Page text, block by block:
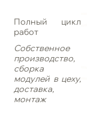
Полный цикл
работ
Собственное
производство,
сборка
модулей в цеху,
доставка,
монтаж